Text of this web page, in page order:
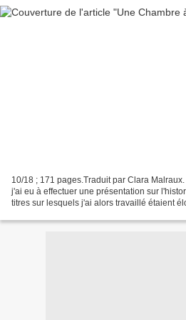
10/18 ; 171 pages.Traduit par Clara
j'ai eu à effectuer une présentation sur
titres sur lesquels j'ai alors travaillé étaient